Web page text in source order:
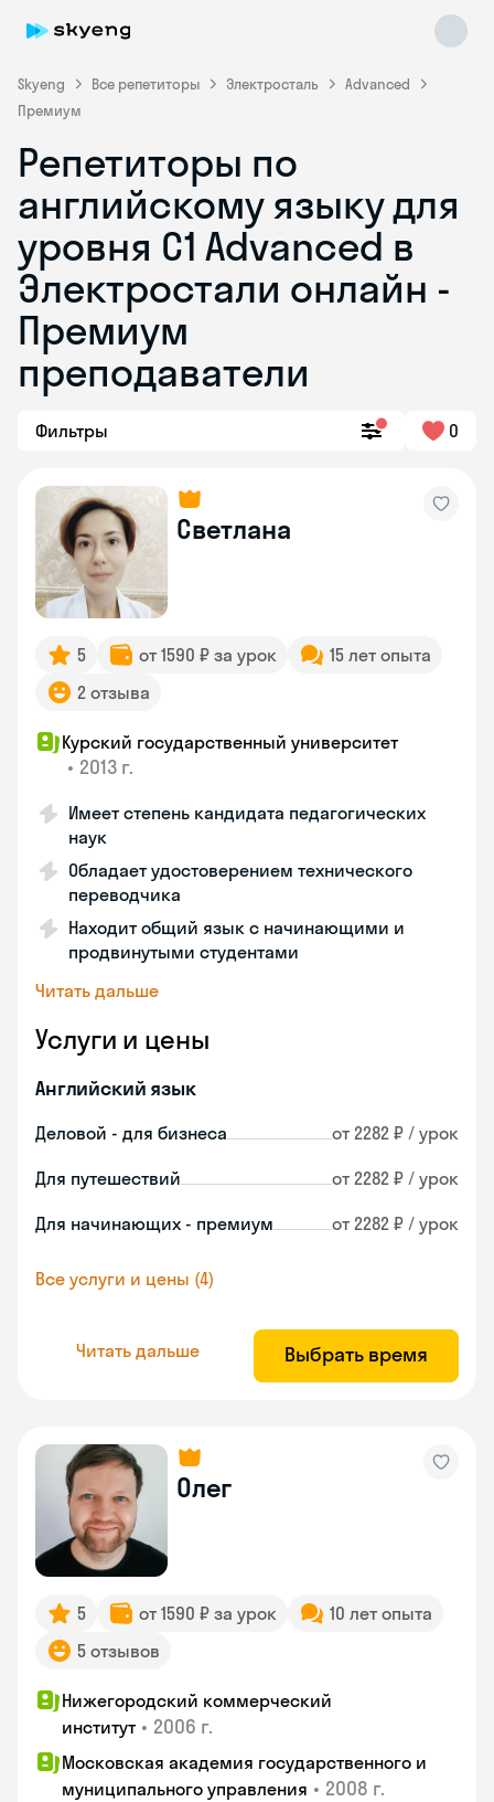
Skyeng Все репетиторы Электросталь
Advanced
Премиум
Репетиторы по
английскому языку для
уровня C1 Advanced в
Электростали онлайн -
Премиум
преподаватели
Фильтры 0
Светлана
5 от 1590 ₽ за урок
15 лет опыта
2 отзыва
Курский государственный университет
• 2013 г.
Имеет степень кандидата педагогических
наук
Обладает удостоверением технического
переводчика
Находит общий язык с начинающими и
продвинутыми студентами
Читать дальше
Услуги и цены
Английский язык
Деловой - для бизнеса от 2282 ₽ / урок
Для путешествий от 2282 ₽ / урок
Для начинающих - премиум от 2282 ₽ / урок
Все услуги и цены (4)
Читать дальше Выбрать время
Олег
5 от 1590 ₽ за урок
10 лет опыта
5 отзывов
Нижегородский коммерческий
институт • 2006 г.
Московская академия государственного и
муниципального управления • 2008 г.
Skyeng Chat